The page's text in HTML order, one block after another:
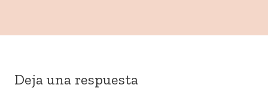
Deja una respuesta